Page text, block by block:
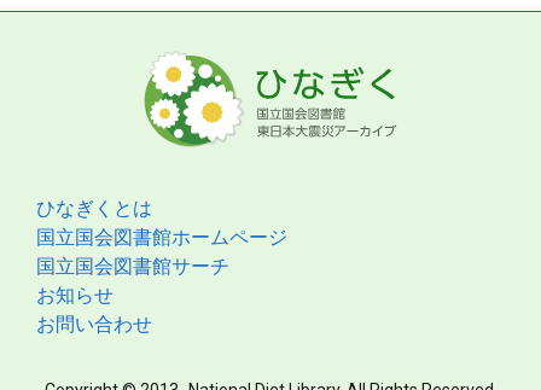
ひなぎくとは
国立国会図書館ホームページ
国立国会図書館サーチ
お知らせ
お問い合わせ